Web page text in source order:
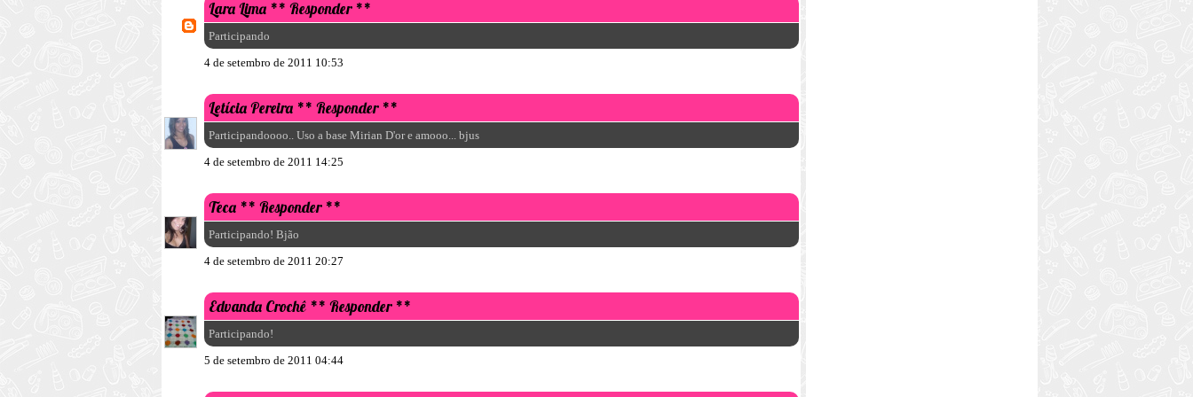
Lara Lima ** Responder **
Participando
4 de setembro de 2011 10:53
Letícia Pereira ** Responder **
Participandoooo.. Uso a base Mirian D'or e amooo... bjus
4 de setembro de 2011 14:25
Teca ** Responder **
Participando! Bjão
4 de setembro de 2011 20:27
Edvanda Crochê ** Responder **
Participando!
5 de setembro de 2011 04:44